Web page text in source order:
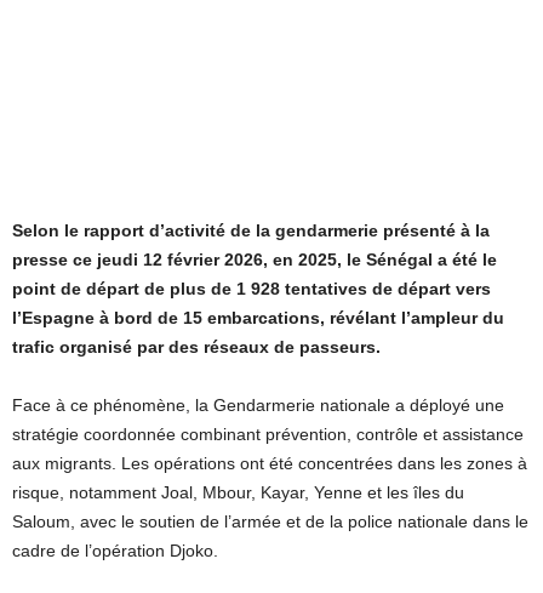
Selon le rapport d’activité de la gendarmerie présenté à la
presse ce jeudi 12 février 2026, en 2025, le Sénégal a été le
point de départ de plus de 1 928 tentatives de départ vers
l’Espagne à bord de 15 embarcations, révélant l’ampleur du
trafic organisé par des réseaux de passeurs.
Face à ce phénomène, la Gendarmerie nationale a déployé une
stratégie coordonnée combinant prévention, contrôle et assistance
aux migrants. Les opérations ont été concentrées dans les zones à
risque, notamment Joal, Mbour, Kayar, Yenne et les îles du
Saloum, avec le soutien de l’armée et de la police nationale dans le
cadre de l’opération Djoko.